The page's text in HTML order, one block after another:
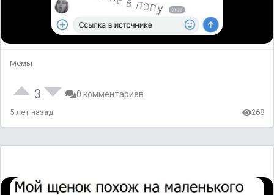
Мемы
3 0 комментариев
5 лет назад 268